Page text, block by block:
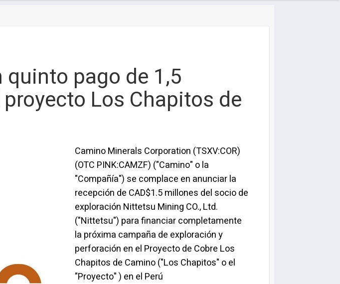
pago de 1,5
Los Chapitos de
Camino Minerals Corporation (TSXV:COR)
(OTC PINK:CAMZF) ("Camino" o la
"Compañía") se complace en anunciar la
recepción de CAD$1.5 millones del socio de
exploración Nittetsu Mining CO., Ltd.
("Nittetsu") para financiar completamente
la próxima campaña de exploración y
perforación en el Proyecto de Cobre Los
Chapitos de Camino ("Los Chapitos" o el
"Proyecto" ) en el Perú